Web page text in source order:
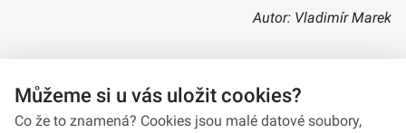
Autor: Vladimír Marek
A Report 8/2019
Můžeme si u vás uložit cookies?
Co že to znamená? Cookies jsou malé datové soubory,